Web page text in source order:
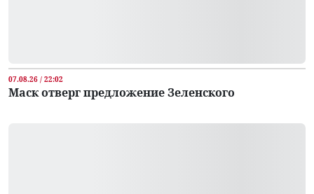
07.08.26 / 22:02
Маск отверг предложение Зеленского